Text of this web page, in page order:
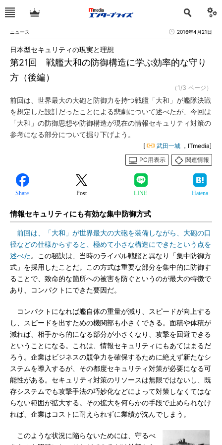
ニュース 2016年4月21日
第21回 戦艦大和の防御構造に学ぶ効率的な守り
方（後編）
日本型セキュリティの現実と理想
（1/3 ページ）
前回は、世界最大の大砲と防御力を持つ戦艦「大和」が艦隊決戦
を想定した設計だったことによる悲劇について述べたが、今回は
「大和」の防御思想や防御構造が現在の情報セキュリティ対策の
参考になる部分について掘り下げよう。
[ 武田一城 ，ITmedia]
PC用表示
関連情報
Share Post LINE Hatena
情報セキュリティにも有効な集中防御方式
前回は、「大和」が世界最大の大砲を装備しながら、大砲の口
径などの仕様からすると、極めて小さな構造にできたという点を
述べた。この秘訣は、当時のライバル戦艦と異なり「集中防御方
式」を採用したことだ。この方式は重要な部分を集中的に防御す
ることで、致命的な箇所への被害を防ぐというのが最大の特徴で
あり、コンパクトにできた要因だ。
コンパクトになれば艦自体の重量が減り、スピードが向上する
し、スピードを出すための機関部も小さくできる。面積や体積が
減れば、相手から的になる部分が小さくなり、攻撃を回避できる
ということになる。これは、情報セキュリティにもあてはまるだ
ろう。企業はビジネスの競争力を確保するために絶えず新たなシ
ステムを導入するが、その都度セキュリティ対策が必要になる可
能性がある。セキュリティ対策のリソースは無限ではないし、既
存システムでも攻撃手法の巧妙化などによって対策しなくてはな
らない範囲が拡大する。その拡大を何らかの手段で止められなけ
れば、企業はコストに耐えられずに業績が沈んでしまう。
このような状況に陥らないためには、守るべ